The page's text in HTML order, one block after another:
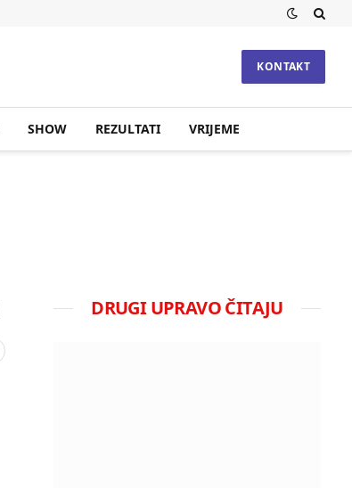
KONTAKT
SHOW REZULTATI VRIJEME
DRUGI UPRAVO ČITAJU